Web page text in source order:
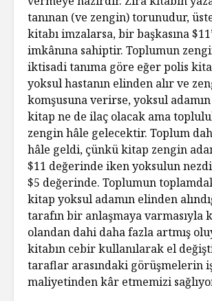
tanınan (ve zengin) torunudur,
kitabı imzalarsa, bir başkasına
imkânına sahiptir. Toplumun
iktisadi tanıma göre eğer polis
yoksul hastanın elinden alır ve
komşusuna verirse, yoksul
kitap ne de ilaç olacak ama
zengin hâle gelecektir. Toplum
hâle geldi, çünkü kitap zengin
$11 değerinde iken yoksulun
$5 değerinde. Toplumun
kitap yoksul adamın elinden
tarafın bir anlaşmaya varmasıyla
olandan dahi daha fazla artmış
kitabın cebir kullanılarak el
taraflar arasındaki görüşmelerin
maliyetinden kâr etmemizi